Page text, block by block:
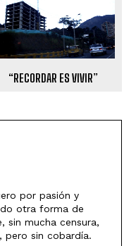
“RECORDAR ES VIVIR”
por pasión y
otra forma de
sin mucha censura,
pero sin cobardía.